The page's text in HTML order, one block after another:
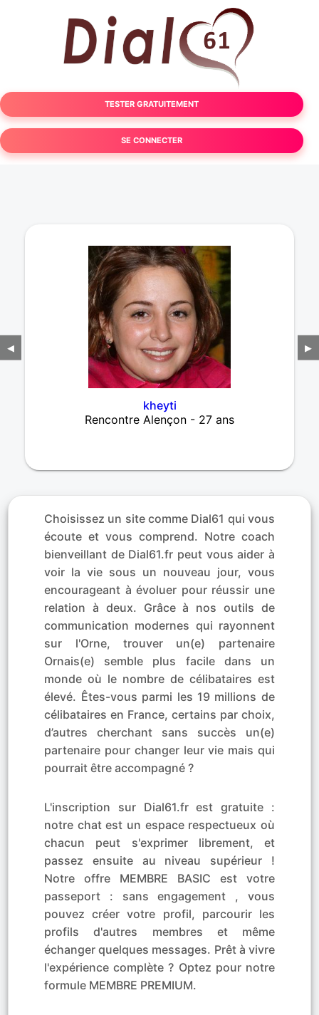
TESTER GRATUITEMENT
SE CONNECTER
◀
kheyti
Rencontre Alençon - 27 ans
▶
Choisissez un site comme Dial61 qui vous
écoute et vous comprend. Notre coach
bienveillant de Dial61.fr peut vous aider à
voir la vie sous un nouveau jour, vous
encourageant à évoluer pour réussir une
relation à deux. Grâce à nos outils de
communication modernes qui rayonnent
sur l'Orne, trouver un(e) partenaire
Ornais(e) semble plus facile dans un
monde où le nombre de célibataires est
élevé. Êtes-vous parmi les 19 millions de
célibataires en France, certains par choix,
d’autres cherchant sans succès un(e)
partenaire pour changer leur vie mais qui
pourrait être accompagné ?
L'inscription sur Dial61.fr est gratuite :
notre chat est un espace respectueux où
chacun peut s'exprimer librement, et
passez ensuite au niveau supérieur !
Notre offre MEMBRE BASIC est votre
passeport : sans engagement , vous
pouvez créer votre profil, parcourir les
profils d'autres membres et même
échanger quelques messages. Prêt à vivre
l'expérience complète ? Optez pour notre
formule MEMBRE PREMIUM.